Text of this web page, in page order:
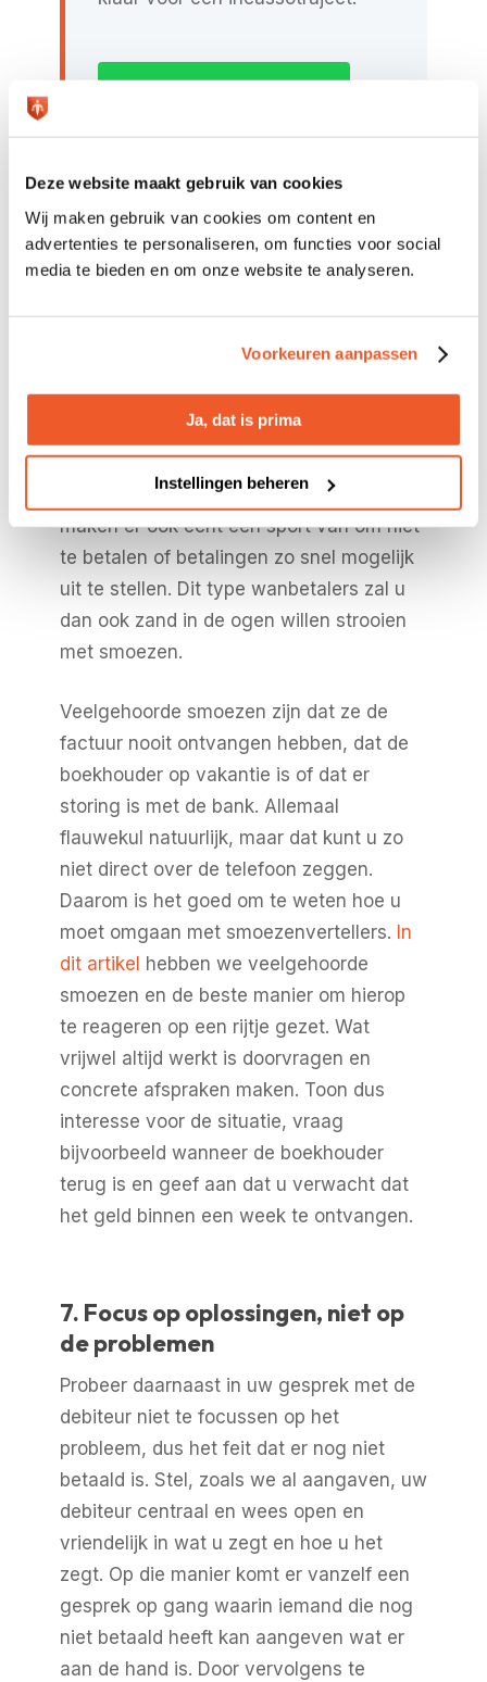
Deze website maakt gebruik van cookies
Wij maken gebruik van cookies om content en
advertenties te personaliseren, om functies voor social
media te bieden en om onze website te analyseren.
Voorkeuren aanpassen
Ja, dat is prima
Instellingen beheren
Incasso indienen
incasso
smoezen
Hoewel de meeste debiteuren zeker van
goede wil zijn, krijgt iedere ondernemer
vroeg of laat ook te maken met klanten
die geen afscheid willen (of kunnen)
nemen van hun geld. Sommige mensen
maken er ook echt een sport van om niet
te betalen of betalingen zo snel mogelijk
uit te stellen. Dit type wanbetalers zal u
dan ook zand in de ogen willen strooien
met smoezen.
Veelgehoorde smoezen zijn dat ze de
factuur nooit ontvangen hebben, dat de
boekhouder op vakantie is of dat er
storing is met de bank. Allemaal
flauwekul natuurlijk, maar dat kunt u zo
niet direct over de telefoon zeggen.
Daarom is het goed om te weten hoe u
moet omgaan met smoezenvertellers. In
dit artikel hebben we veelgehoorde
smoezen en de beste manier om hierop
te reageren op een rijtje gezet. Wat
vrijwel altijd werkt is doorvragen en
concrete afspraken maken. Toon dus
interesse voor de situatie, vraag
bijvoorbeeld wanneer de boekhouder
terug is en geef aan dat u verwacht dat
het geld binnen een week te ontvangen.
7. Focus op oplossingen, niet op
de problemen
Probeer daarnaast in uw gesprek met de
debiteur niet te focussen op het
probleem, dus het feit dat er nog niet
betaald is. Stel, zoals we al aangaven, uw
debiteur centraal en wees open en
vriendelijk in wat u zegt en hoe u het
zegt. Op die manier komt er vanzelf een
gesprek op gang waarin iemand die nog
niet betaald heeft kan aangeven wat er
aan de hand is. Door vervolgens te